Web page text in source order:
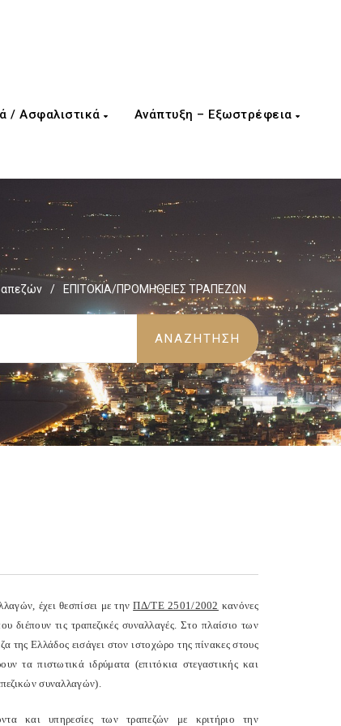
/ Ασφαλιστικά Ανάπτυξη – Εξωστρέφεια
/ ΕΠΙΤΟΚΙΑ/ΠΡΟΜΗΘΕΙΕΣ ΤΡΑΠΕΖΩΝ
έχει θεσπίσει με τηνΠΔ/ΤΕ 2501/2002 κανόνες
τις τραπεζικές συναλλαγές. Στο πλαίσιο των
Ελλάδος εισάγει στον ιστοχώρο της πίνακες στους
τα πιστωτικά ιδρύματα (επιτόκια στεγαστικής και
συναλλαγών).
και υπηρεσίες των τραπεζών με κριτήριο την